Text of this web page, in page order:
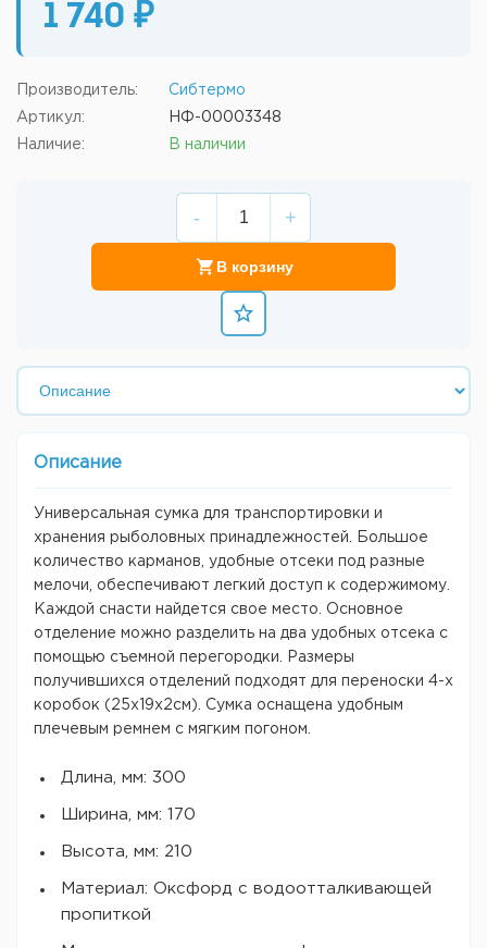
1 740 ₽
Производитель: Сибтермо
Артикул: НФ-00003348
Наличие: В наличии
- +
В корзину
Описание
Универсальная сумка для транспортировки и
хранения рыболовных принадлежностей. Большое
количество карманов, удобные отсеки под разные
мелочи, обеспечивают легкий доступ к содержимому.
Каждой снасти найдется свое место. Основное
отделение можно разделить на два удобных отсека с
помощью съемной перегородки. Размеры
получившихся отделений подходят для переноски 4-х
коробок (25x19х2см). Сумка оснащена удобным
плечевым ремнем с мягким погоном.
Длина, мм: 300
Ширина, мм: 170
Высота, мм: 210
Материал: Оксфорд с водоотталкивающей
пропиткой